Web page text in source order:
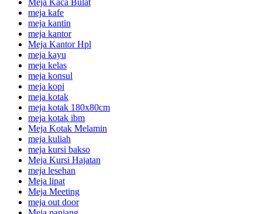
meja kafe
meja kantin
meja kantor
Meja Kantor Hpl
meja kayu
meja kelas
meja konsul
meja kopi
meja kotak
meja kotak 180x80cm
meja kotak ibm
Meja Kotak Melamin
meja kuliah
meja kursi bakso
Meja Kursi Hajatan
meja lesehan
Meja lipat
Meja Meeting
meja out door